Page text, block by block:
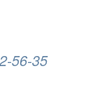
56-35